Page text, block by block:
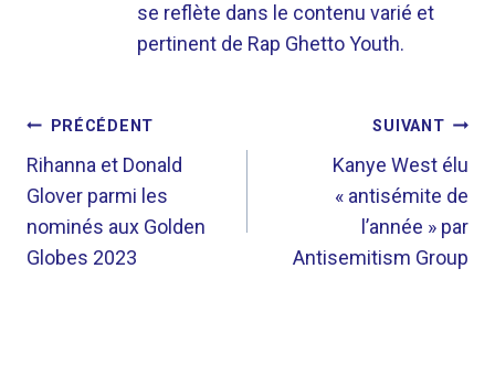
se reflète dans le contenu varié et
pertinent de Rap Ghetto Youth.
NAVIGATION
DE
L’ARTICLE
PRÉCÉDENT
Rihanna et Donald
Glover parmi les
nominés aux Golden
Globes 2023
SUIVANT
Kanye West élu
« antisémite de
l’année » par
Antisemitism Group